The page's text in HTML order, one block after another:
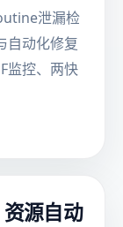
泄漏检
自动化修复
监控、两快
源自动